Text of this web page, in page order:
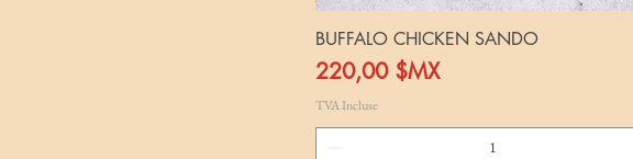
BUFFALO CHICKEN SANDO
Prix
220,00 $MX
TVA Incluse